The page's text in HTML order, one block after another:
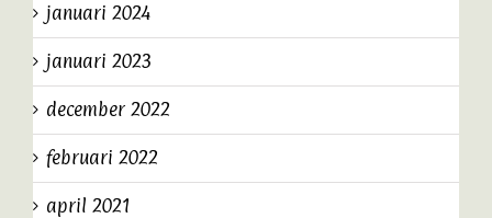
januari 2024
januari 2023
december 2022
februari 2022
april 2021